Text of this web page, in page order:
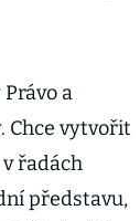
a
Chce vytvořit
řadách
představu,